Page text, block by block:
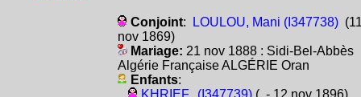
Conjoint: LOULOU, Mani (I347738)
nov 1869)
Mariage: 21 nov 1888 : Sidi-Bel-Abbès
Algérie Française ALGÉRIE Oran
Enfants:
KHRIEF, (I347739)(. - 12 nov 1896)